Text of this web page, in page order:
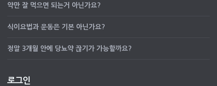
약만 잘 먹으면 되는거 아닌가요?
식이요법과 운동은 기본 아닌가요?
정말 3개월 안에 당뇨약 끊기가 가능할까요?
로그인